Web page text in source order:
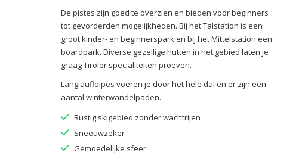
De pistes zijn goed te overzien en bieden voor beginners
tot gevorderden mogelijkheden. Bij het Talstation is een
groot kinder- en beginnerspark en bij het Mittelstation een
boardpark. Diverse gezellige hutten in het gebied laten je
graag Tiroler specialiteiten proeven.
Langlaufloipes voeren je door het hele dal en er zijn een
aantal winterwandelpaden.
Rustig skigebied zonder wachtrijen
Sneeuwzeker
Gemoedelijke sfeer